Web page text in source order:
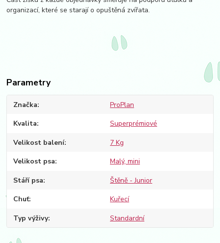
organizací, které se starají o opuštěná zvířata.
Parametry
Značka ProPlan
Kvalita Superprémiové
Velikost balení 7 Kg
Velikost psa Malý, mini
Stáří psa Štěně - Junior
Chuť Kuřecí
Typ výživy Standardní